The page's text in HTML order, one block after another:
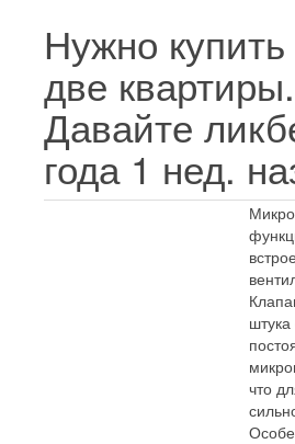
Нужно
две квартиры.
Давайте
года 1 нед.
что